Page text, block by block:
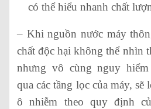
có thể hiểu nhanh chất
– Khi nguồn nước máy
chất độc hại không thể nhìn
nhưng vô cùng nguy
qua các tầng lọc của máy,
ô nhiễm theo quy định